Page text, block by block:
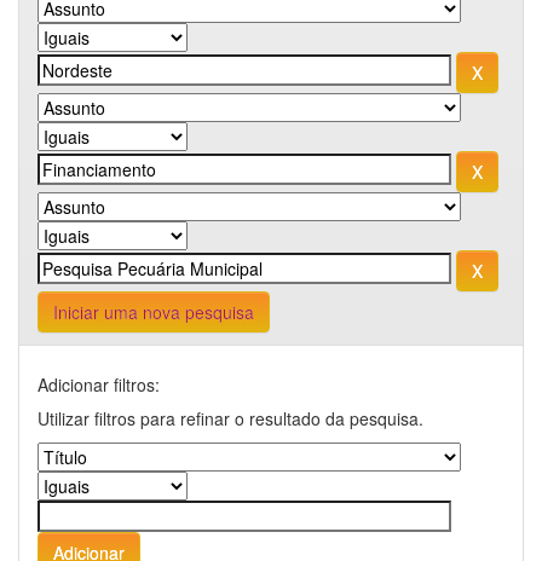
Iniciar uma nova pesquisa
Adicionar filtros:
Utilizar filtros para refinar o resultado da pesquisa.